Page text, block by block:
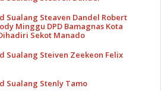
Sualang Steaven Dandel Robert
Minggu DPD Bamagnas Kota
Sekot Manado
Sualang Steiven Zeekeon Felix
Sualang Stenly Tamo